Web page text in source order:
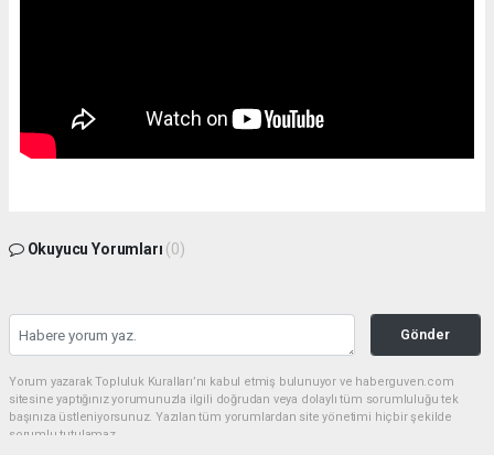
Okuyucu Yorumları (0)
Gönder
Yorum yazarak Topluluk Kuralları’nı kabul etmiş bulunuyor ve haberguven.com
sitesine yaptığınız yorumunuzla ilgili doğrudan veya dolaylı tüm sorumluluğu tek
başınıza üstleniyorsunuz. Yazılan tüm yorumlardan site yönetimi hiçbir şekilde
sorumlu tutulamaz.